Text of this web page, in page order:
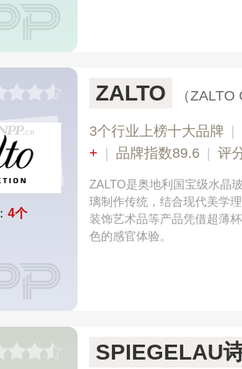
4个
ZALTO （ZALTO
3个行业上榜十大品牌
+
品牌指数89.6 评
ZALTO是奥地利国宝级水晶
璃制作传统，结合现代美学
装饰艺术品等产品凭借超薄
色的感官体验。
SPIEGELAU